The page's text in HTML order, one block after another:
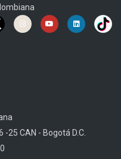
-25 CAN - Bogotá D.C.